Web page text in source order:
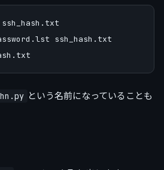
ssh_hash.txt
という名前になっていることも